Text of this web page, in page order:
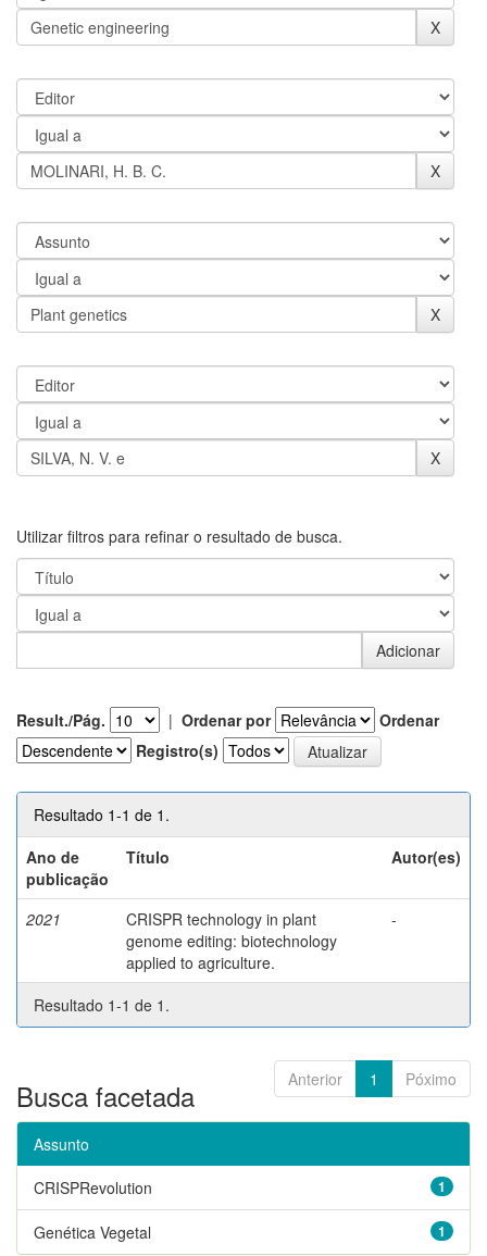
Utilizar filtros para refinar o resultado de busca.
Result./Pág. | Ordenar por
Ordenar
Registro(s)
Resultado 1-1 de 1.
Ano de
publicação
Título Autor(es)
2021
CRISPR technology in plant
genome editing: biotechnology
applied to agriculture.
-
Resultado 1-1 de 1.
Anterior 1 Póximo
Busca facetada
Assunto
1
CRISPRevolution
1
Genética Vegetal